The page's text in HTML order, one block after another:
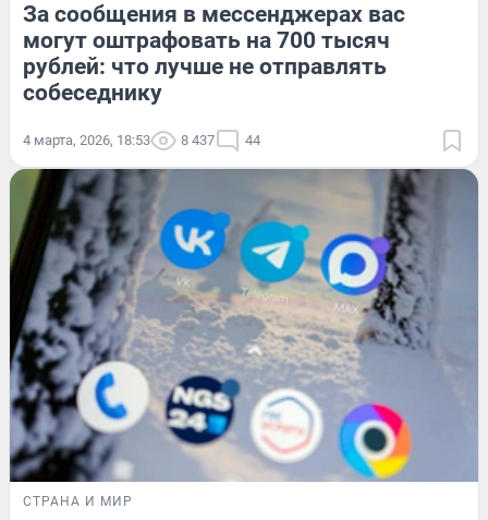
За сообщения в мессенджерах вас
могут оштрафовать на 700 тысяч
рублей: что лучше не отправлять
собеседнику
4 марта, 2026, 18:53 8 437 44
СТРАНА И МИР